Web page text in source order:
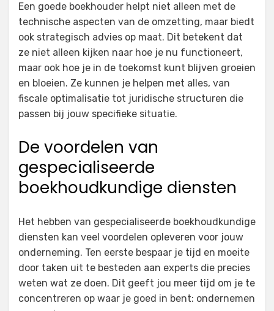
Een goede boekhouder helpt niet alleen met de
technische aspecten van de omzetting, maar biedt
ook strategisch advies op maat. Dit betekent dat
ze niet alleen kijken naar hoe je nu functioneert,
maar ook hoe je in de toekomst kunt blijven groeien
en bloeien. Ze kunnen je helpen met alles, van
fiscale optimalisatie tot juridische structuren die
passen bij jouw specifieke situatie.
De voordelen van
gespecialiseerde
boekhoudkundige diensten
Het hebben van gespecialiseerde boekhoudkundige
diensten kan veel voordelen opleveren voor jouw
onderneming. Ten eerste bespaar je tijd en moeite
door taken uit te besteden aan experts die precies
weten wat ze doen. Dit geeft jou meer tijd om je te
concentreren op waar je goed in bent: ondernemen